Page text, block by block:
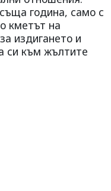
година, само с
кметът на
издигането и
си към жълтите